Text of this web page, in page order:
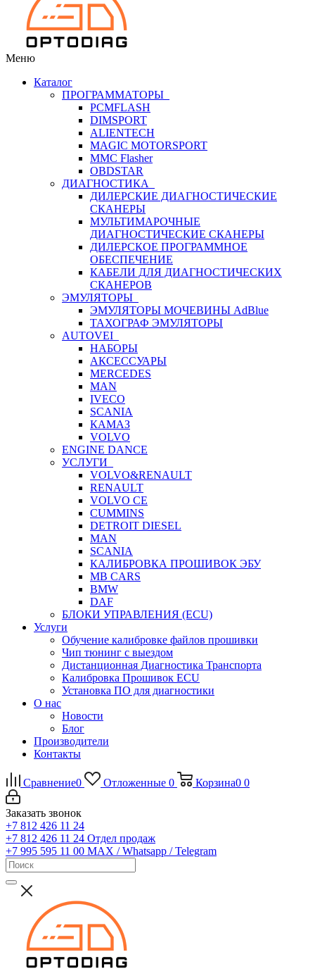
Меню
Каталог
ПРОГРАММАТОРЫ
PCMFLASH
DIMSPORT
ALIENTECH
MAGIC MOTORSPORT
MMC Flasher
OBDSTAR
ДИАГНОСТИКА
ДИЛЕРСКИЕ ДИАГНОСТИЧЕСКИЕ
СКАНЕРЫ
МУЛЬТИМАРОЧНЫЕ
ДИАГНОСТИЧЕСКИЕ СКАНЕРЫ
ДИЛЕРСКОЕ ПРОГРАММНОЕ
ОБЕСПЕЧЕНИЕ
КАБЕЛИ ДЛЯ ДИАГНОСТИЧЕСКИХ
СКАНЕРОВ
ЭМУЛЯТОРЫ
ЭМУЛЯТОРЫ МОЧЕВИНЫ АdBlue
ТАХОГРАФ ЭМУЛЯТОРЫ
AUTOVEI
НАБОРЫ
АКСЕССУАРЫ
MERCEDES
MAN
IVECO
SCANIA
КАМАЗ
VOLVO
ENGINE DANCE
УСЛУГИ
VOLVO&RENAULT
RENAULT
VOLVO CE
CUMMINS
DETROIT DIESEL
MAN
SCANIA
КАЛИБРОВКА ПРОШИВОК ЭБУ
MB CARS
BMW
DAF
БЛОКИ УПРАВЛЕНИЯ (ECU)
Услуги
Обучение калибровке файлов прошивки
Чип тюнинг с выездом
Дистанционная Диагностика Транспорта
Калибровка Прошивок ECU
Установка ПО для диагностики
О нас
Новости
Блог
Производители
Контакты
Сравнение0 Отложенные 0 Корзина0 0
Заказать звонок
+7 812 426 11 24
+7 812 426 11 24 Отдел продаж
+7 995 595 11 00 MAX / Whatsapp / Telegram